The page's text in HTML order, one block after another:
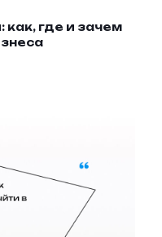
где и зачем